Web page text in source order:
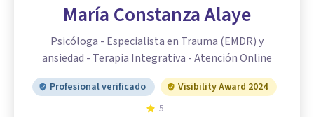
María Constanza Alaye
Psicóloga - Especialista en Trauma (EMDR) y
ansiedad - Terapia Integrativa - Atención Online
Profesional verificado
Visibility Award 2024
5